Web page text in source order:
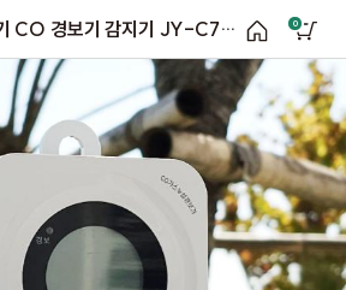
일산화탄소 감지기 CO 경보기 감지기 JY-C700H 0